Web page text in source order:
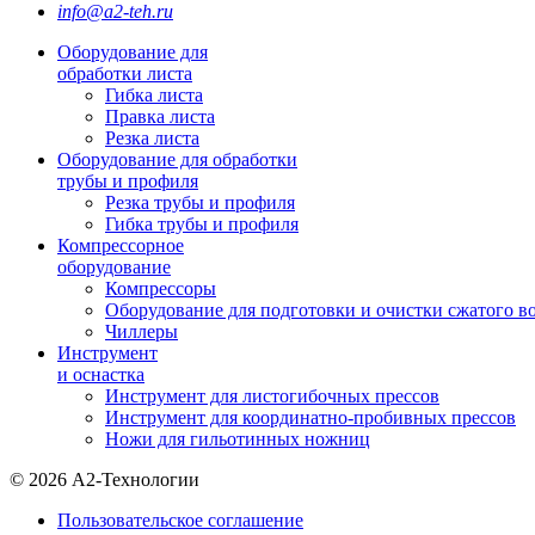
info@a2-teh.ru
Оборудование для
обработки листа
Гибка листа
Правка листа
Резка листа
Оборудование для обработки
трубы и профиля
Резка трубы и профиля
Гибка трубы и профиля
Компрессорное
оборудование
Компрессоры
Оборудование для подготовки и очистки сжатого
Чиллеры
Инструмент
и оснастка
Инструмент для листогибочных прессов
Инструмент для координатно-пробивных прессов
Ножи для гильотинных ножниц
© 2026 А2-Технологии
Пользовательское соглашение